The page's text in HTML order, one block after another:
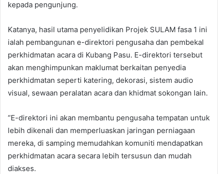
kepada pengunjung.
Katanya, hasil utama penyelidikan Projek SULAM fasa 1 ini
ialah pembangunan e-direktori pengusaha dan pembekal
perkhidmatan acara di Kubang Pasu. E-direktori tersebut
akan menghimpunkan maklumat berkaitan penyedia
perkhidmatan seperti katering, dekorasi, sistem audio
visual, sewaan peralatan acara dan khidmat sokongan lain.
“E-direktori ini akan membantu pengusaha tempatan untuk
lebih dikenali dan memperluaskan jaringan perniagaan
mereka, di samping memudahkan komuniti mendapatkan
perkhidmatan acara secara lebih tersusun dan mudah
diakses.